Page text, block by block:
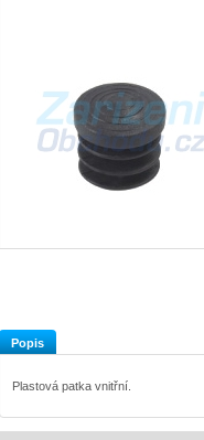
Popis
Plastová patka vnitřní.